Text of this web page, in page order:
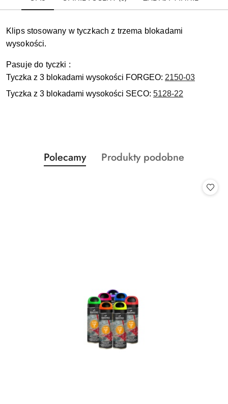
Klips stosowany w tyczkach z trzema blokadami
wysokości.
Pasuje do tyczki :
Tyczka z 3 blokadami wysokości FORGEO: 2150-03
Tyczka z 3 blokadami wysokości SECO: 5128-22
Pomiń karuzelę produktów
Produkty
o
Polecamy
Produkty
Produkty podobne